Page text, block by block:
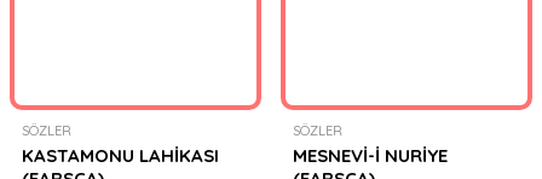
SÖZLER
KASTAMONU LAHİKASI
SÖZLER
MESNEVİ-İ NURİYE